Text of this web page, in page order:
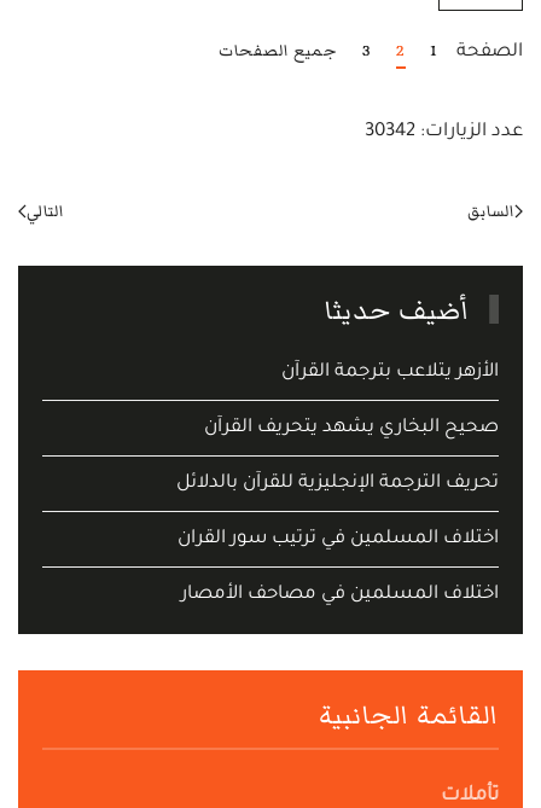
الصفحة 1
2
3 جميع الصفحات
عدد الزيارات: 30342
السابق التالي
أضيف حديثا
الأزهر يتلاعب بترجمة القرآن
صحيح البخاري يشهد يتحريف القرآن
تحريف الترجمة الإنجليزية للقرآن بالدلائل
اختلاف المسلمين في ترتيب سور القران
اختلاف المسلمين في مصاحف الأمصار
القائمة الجانبية
تأملات